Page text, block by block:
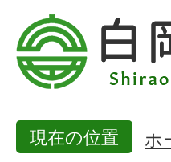
現在の位置 ホ